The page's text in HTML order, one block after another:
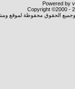
Powered by
Copyright ©2000 -
الحقوق محفوظة لموقع